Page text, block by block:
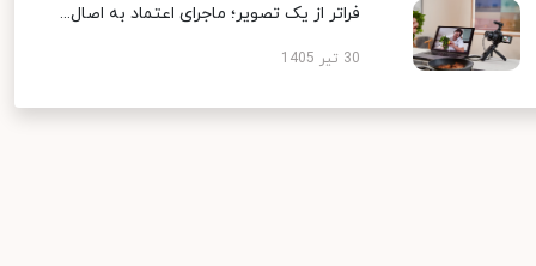
فراتر از یک تصویر؛ ماجرای اعتماد به اصال...
30 تیر 1405